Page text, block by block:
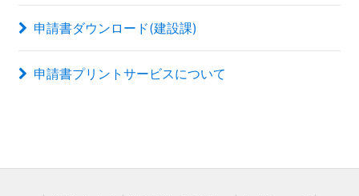
申請書ダウンロード(建設課)
申請書プリントサービスについて